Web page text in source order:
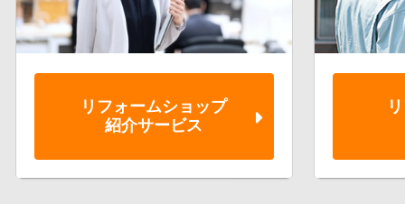
リフォームショップ
紹介サービス